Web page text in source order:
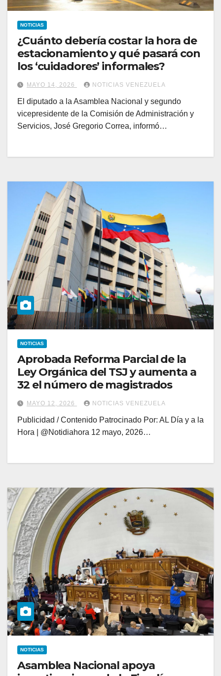
NOTICIAS
¿Cuánto debería costar la hora de
estacionamiento y qué pasará con
los ‘cuidadores’ informales?
MAYO 14, 2026 NOTICIAS VENEZUELA
El diputado a la Asamblea Nacional y segundo
vicepresidente de la Comisión de Administración y
Servicios, José Gregorio Correa, informó…
NOTICIAS
Aprobada Reforma Parcial de la
Ley Orgánica del TSJ y aumenta a
32 el número de magistrados
MAYO 12, 2026 NOTICIAS VENEZUELA
Publicidad / Contenido Patrocinado Por: AL Día y a la
Hora | @Notidiahora 12 mayo, 2026…
NOTICIAS
Asamblea Nacional apoya